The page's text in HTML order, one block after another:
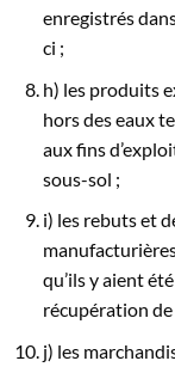
enregistrés
ci ;
h) les produits
hors des eaux
aux fins
sous-sol ;
i) les rebuts et
qu’ils y aient
récupération
j) les